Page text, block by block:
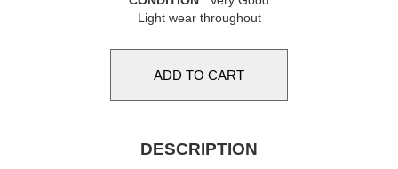
Light wear throughout
DESCRIPTION